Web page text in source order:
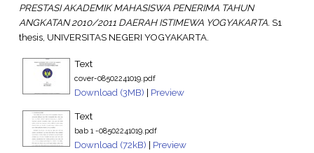
PRESTASI AKADEMIK MAHASISWA PENERIMA TAHUN
ANGKATAN 2010/2011 DAERAH ISTIMEWA YOGYAKARTA. S1
thesis, UNIVERSITAS NEGERI YOGYAKARTA.
Text
cover-08502241019.pdf
Download (3MB) | Preview
Text
bab 1 -08502241019.pdf
Download (72kB) | Preview